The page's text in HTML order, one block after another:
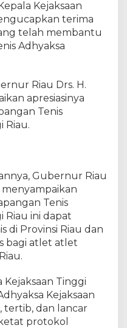
Kejaksaan
terima
telah membantu
Adhyaksa
Riau Drs. H.
apresiasinya
Tenis
Riau.
Gubernur Riau
menyampaikan
Tenis
Riau ini dapat
di Provinsi Riau dan
bagi atlet atlet
Kejaksaan Tinggi
Kejaksaan
tertib, dan lancar
protokol